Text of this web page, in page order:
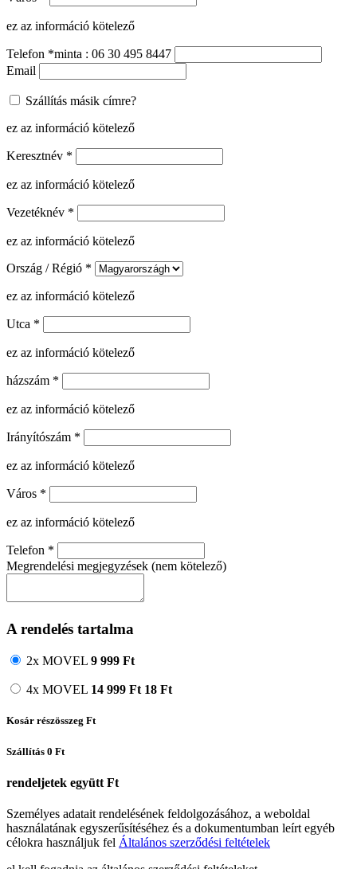
ez az információ kötelező
Telefon *minta : 06 30 495 8447
Email
Szállítás másik címre?
ez az információ kötelező
Keresztnév *
ez az információ kötelező
Vezetéknév *
ez az információ kötelező
Ország / Régió *
ez az információ kötelező
Utca *
ez az információ kötelező
házszám *
ez az információ kötelező
Irányítószám *
ez az információ kötelező
Város *
ez az információ kötelező
Telefon *
Megrendelési megjegyzések (nem kötelező)
A rendelés tartalma
2x MOVEL 9 999 Ft
4x MOVEL 14 999 Ft 18 Ft
Kosár részösszeg Ft
Szállítás 0 Ft
rendeljetek együtt Ft
Személyes adatait rendelésének feldolgozásához, a weboldal
használatának egyszerűsítéséhez és a dokumentumban leírt egyéb
célokra használjuk fel Általános szerződési feltételek